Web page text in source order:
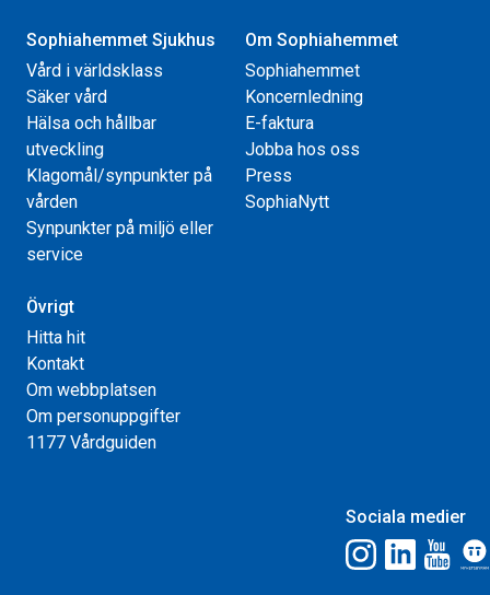
Sophiahemmet Sjukhus
Vård i världsklass
Säker vård
Hälsa och hållbar
utveckling
Klagomål/synpunkter på
vården
Synpunkter på miljö eller
service
Om Sophiahemmet
Sophiahemmet
Koncernledning
E-faktura
Jobba hos oss
Press
SophiaNytt
Övrigt
Hitta hit
Kontakt
Om webbplatsen
Om personuppgifter
1177 Vårdguiden
Sociala medier